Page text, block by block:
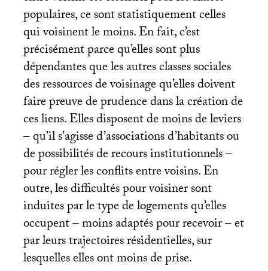
populaires, ce sont statistiquement celles
qui voisinent le moins. En fait, c’est
précisément parce qu’elles sont plus
dépendantes que les autres classes sociales
des ressources de voisinage qu’elles doivent
faire preuve de prudence dans la création de
ces liens. Elles disposent de moins de leviers
– qu’il s’agisse d’associations d’habitants ou
de possibilités de recours institutionnels –
pour régler les conflits entre voisins. En
outre, les difficultés pour voisiner sont
induites par le type de logements qu’elles
occupent – moins adaptés pour recevoir – et
par leurs trajectoires résidentielles, sur
lesquelles elles ont moins de prise.